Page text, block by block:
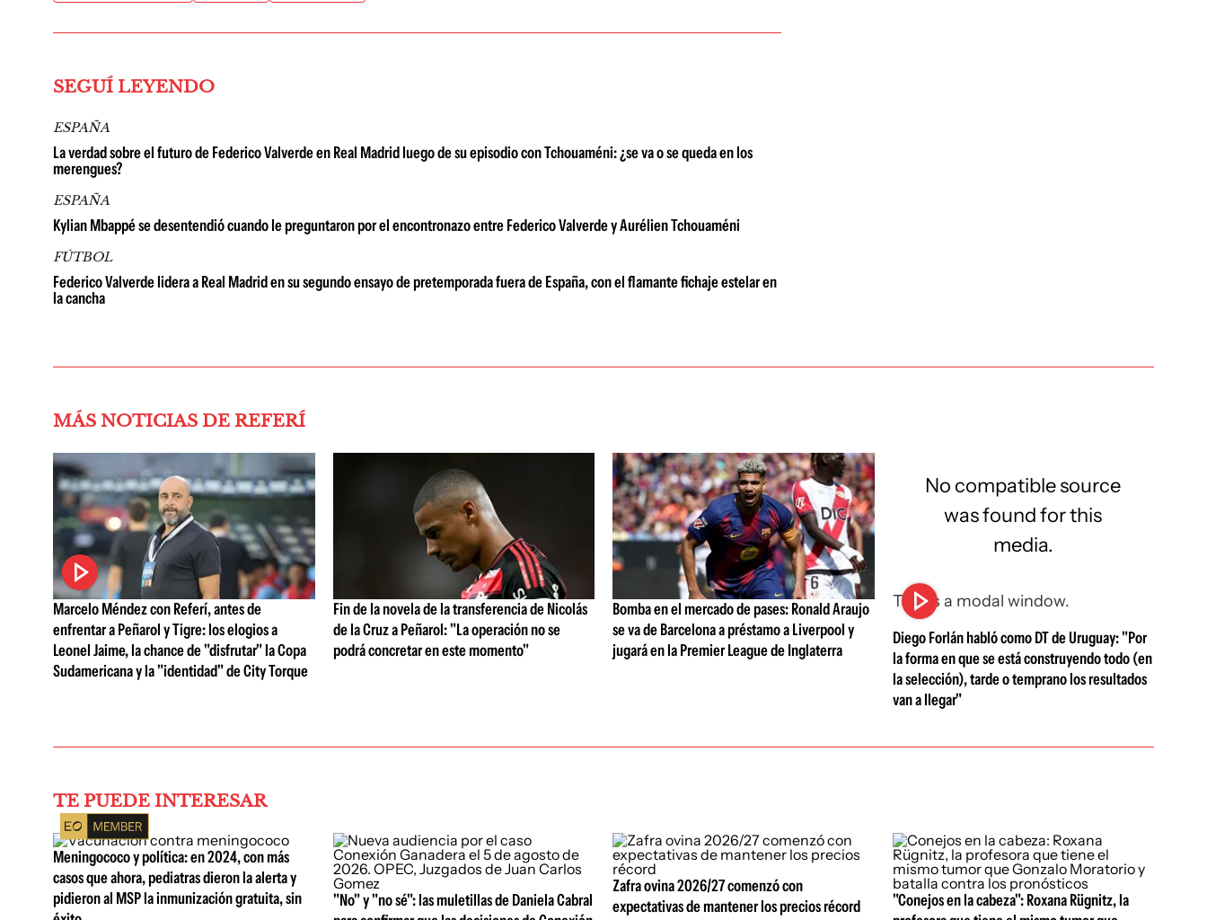
SEGUÍ LEYENDO
ESPAÑA
La verdad sobre el futuro de Federico Valverde en Real Madrid luego de su episodio con Tchouaméni: ¿se va o se queda en los
merengues?
ESPAÑA
Kylian Mbappé se desentendió cuando le preguntaron por el encontronazo entre Federico Valverde y Aurélien Tchouaméni
FÚTBOL
Federico Valverde lidera a Real Madrid en su segundo ensayo de pretemporada fuera de España, con el flamante fichaje estelar en
la cancha
MÁS NOTICIAS DE REFERÍ
Marcelo Méndez con Referí, antes de
enfrentar a Peñarol y Tigre: los elogios a
Leonel Jaime, la chance de "disfrutar" la Copa
Sudamericana y la "identidad" de City Torque
Fin de la novela de la transferencia de Nicolás
de la Cruz a Peñarol: "La operación no se
podrá concretar en este momento"
Bomba en el mercado de pases: Ronald Araujo
se va de Barcelona a préstamo a Liverpool y
jugará en la Premier League de Inglaterra
This is a modal window.
No compatible source
was found for this
media.
Diego Forlán habló como DT de Uruguay: "Por
la forma en que se está construyendo todo (en
la selección), tarde o temprano los resultados
van a llegar"
TE PUEDE INTERESAR
Meningococo y política: en 2024, con más
casos que ahora, pediatras dieron la alerta y
pidieron al MSP la inmunización gratuita, sin
"No" y "no sé": las muletillas de Daniela Cabral
Zafra ovina 2026/27 comenzó con
expectativas de mantener los precios récord
"Conejos en la cabeza": Roxana Rügnitz, la